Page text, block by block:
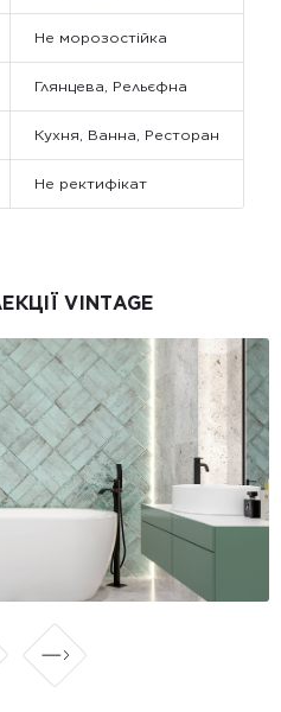
Не морозостійка
Глянцева, Рельєфна
Кухня, Ванна, Ресторан
Не ректифікат
VINTAGE